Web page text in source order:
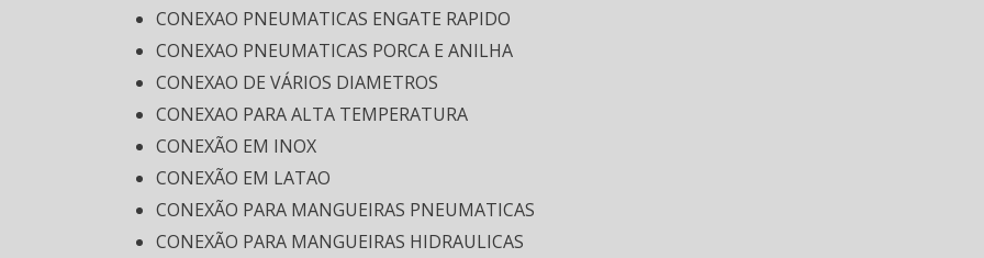
CONEXAO PNEUMATICAS ENGATE RAPIDO
CONEXAO PNEUMATICAS PORCA E ANILHA
CONEXAO DE VÁRIOS DIAMETROS
CONEXAO PARA ALTA TEMPERATURA
CONEXÃO EM INOX
CONEXÃO EM LATAO
CONEXÃO PARA MANGUEIRAS PNEUMATICAS
CONEXÃO PARA MANGUEIRAS HIDRAULICAS